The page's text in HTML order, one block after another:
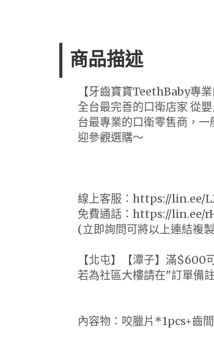
商品描述
【牙齒寶寶TeethBaby專業
全台最完善的口衛店家 從
台最專業的口衛零售商，
迎參觀選購～
線上客服：https://lin.ee/
免費通話：https://lin.ee/
(立即詢問可將以上連結複
【北屯】【潭子】滿$600
若為社區大樓請在"訂單備
內容物：咬臘片*1pcs+齒